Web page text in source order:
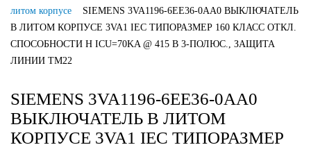
литом корпусе
SIEMENS 3VA1196-6EE36-0AA0 ВЫКЛЮЧАТЕЛЬ
В ЛИТОМ КОРПУСЕ 3VA1 IEC ТИПОРАЗМЕР 160 КЛАСС ОТКЛ.
СПОСОБНОСТИ H ICU=70KA @ 415 В 3-ПОЛЮС., ЗАЩИТА
ЛИНИИ TM22
SIEMENS 3VA1196-6EE36-0AA0
ВЫКЛЮЧАТЕЛЬ В ЛИТОМ
КОРПУСЕ 3VA1 IEC ТИПОРАЗМЕР